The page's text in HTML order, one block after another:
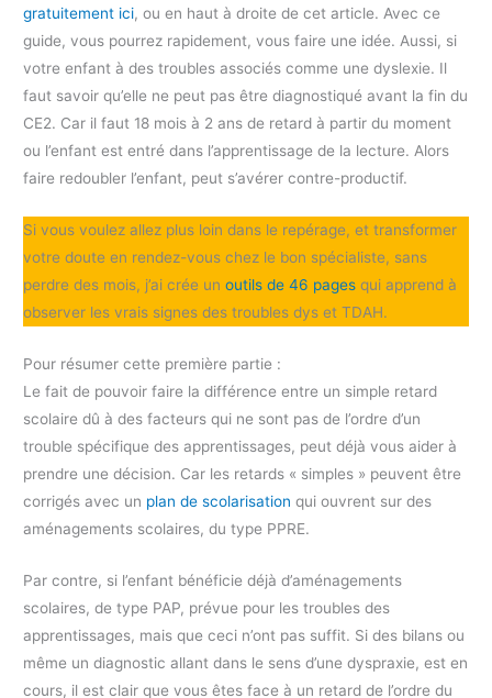
gratuitement ici, ou en haut à droite de cet article. Avec ce
guide, vous pourrez rapidement, vous faire une idée. Aussi, si
votre enfant à des troubles associés comme une dyslexie. Il
faut savoir qu’elle ne peut pas être diagnostiqué avant la fin du
CE2. Car il faut 18 mois à 2 ans de retard à partir du moment
ou l’enfant est entré dans l’apprentissage de la lecture. Alors
faire redoubler l’enfant, peut s’avérer contre-productif.
Si vous voulez allez plus loin dans le repérage, et transformer
votre doute en rendez-vous chez le bon spécialiste, sans
perdre des mois, j’ai crée unoutils de 46 pages qui apprend à
observer les vrais signes des troubles dys et TDAH.
Pour résumer cette première partie :
Le fait de pouvoir faire la différence entre un simple retard
scolaire dû à des facteurs qui ne sont pas de l’ordre d’un
trouble spécifique des apprentissages, peut déjà vous aider à
prendre une décision. Car les retards « simples » peuvent être
corrigés avec un plan de scolarisation qui ouvrent sur des
aménagements scolaires, du type PPRE.
Par contre, si l’enfant bénéficie déjà d’aménagements
scolaires, de type PAP, prévue pour les troubles des
apprentissages, mais que ceci n’ont pas suffit. Si des bilans ou
même un diagnostic allant dans le sens d’une dyspraxie, est en
cours, il est clair que vous êtes face à un retard de l’ordre du